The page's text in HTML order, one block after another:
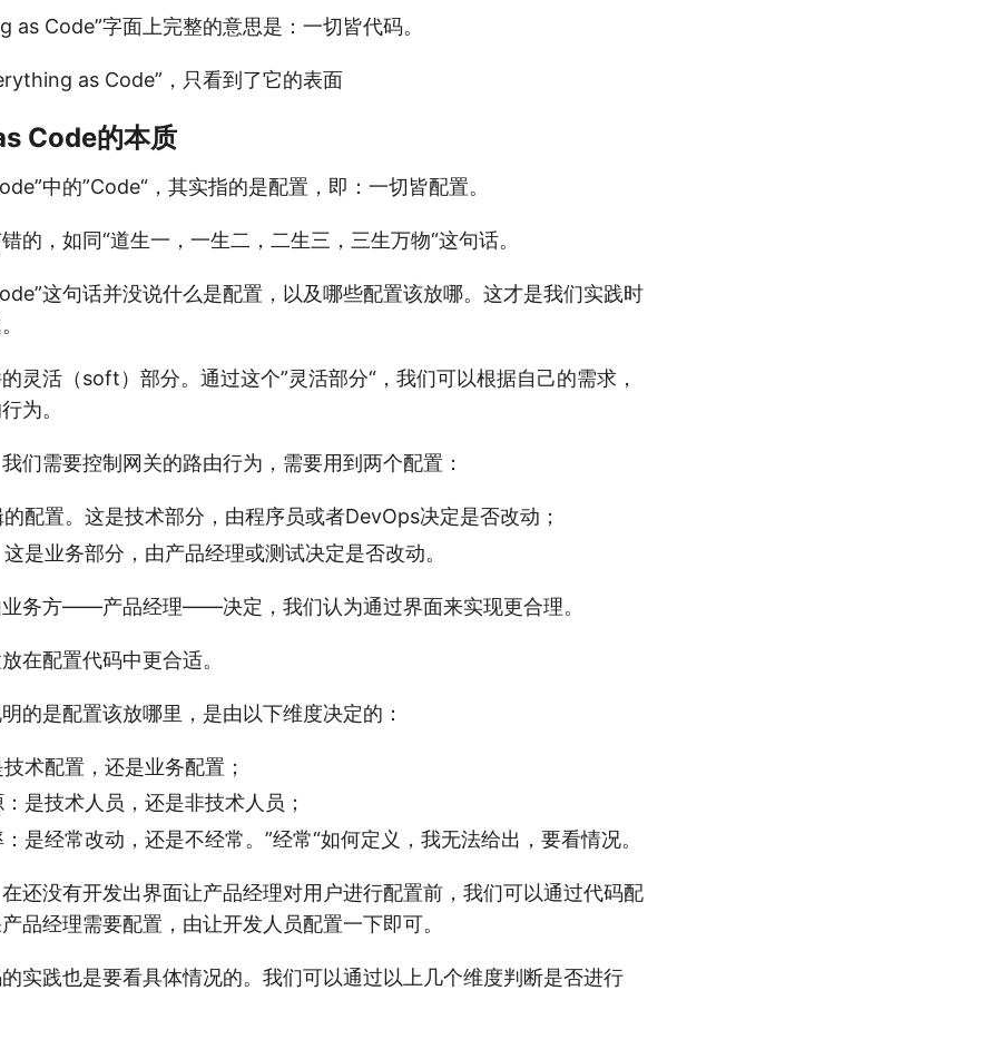
as Code”字面上完整的意思是：一切皆代码。
as Code”，只看到了它的表面
Code的本质
中的”Code“，其实指的是配置，即：一切皆配置。
的，如同“道生一，一生二，二生三，三生万物“这句话。
这句话并没说什么是配置，以及哪些配置该放哪。这才是我们实践时
灵活（soft）部分。通过这个”灵活部分“，我们可以根据自己的需求，
为。
们需要控制网关的路由行为，需要用到两个配置：
配置。这是技术部分，由程序员或者DevOps决定是否改动；
是业务部分，由产品经理或测试决定是否改动。
业务方——产品经理——决定，我们认为通过界面来实现更合理。
在配置代码中更合适。
的是配置该放哪里，是由以下维度决定的：
术配置，还是业务配置；
是技术人员，还是非技术人员；
是经常改动，还是不经常。”经常“如何定义，我无法给出，要看情况。
还没有开发出界面让产品经理对用户进行配置前，我们可以通过代码配
品经理需要配置，由让开发人员配置一下即可。
实践也是要看具体情况的。我们可以通过以上几个维度判断是否进行